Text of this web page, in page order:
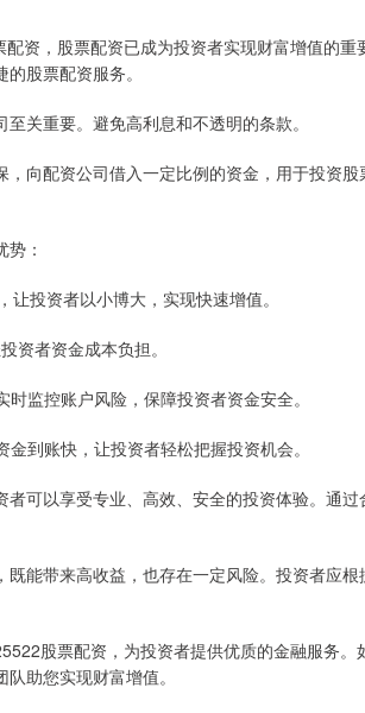
资，股票配资已成为投资者实现财富增值的
股票配资服务。
关重要。避免高利息和不透明的条款。
向配资公司借入一定比例的资金，用于投资
：
投资者以小博大，实现快速增值。
资者资金成本负担。
监控账户风险，保障投资者资金安全。
到账快，让投资者轻松把握投资机会。
可以享受专业、高效、安全的投资体验。通过
能带来高收益，也存在一定风险。投资者应
股票配资，为投资者提供优质的金融服务
助您实现财富增值。